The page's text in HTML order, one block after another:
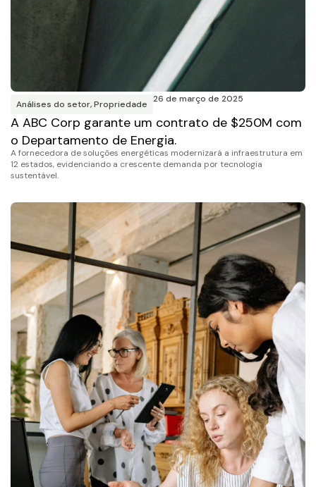
Análises do setor,Propriedade 26 de março de 2025
A ABC Corp garante um contrato de $250M com
o Departamento de Energia.
A fornecedora de soluções energéticas modernizará a infraestrutura em
12 estados, evidenciando a crescente demanda por tecnologia
sustentável.